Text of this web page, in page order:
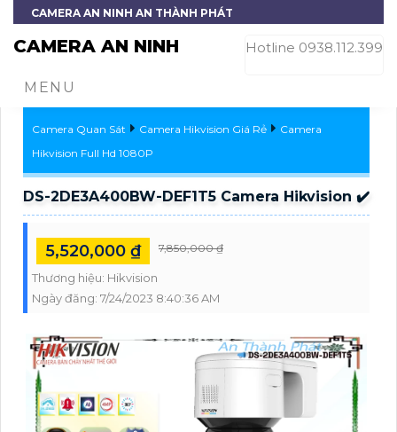
CAMERA AN NINH AN THÀNH PHÁT
CAMERA AN NINH Hotline 0938.112.399
MENU
Camera Quan Sát Camera Hikvision Giá Rẻ
Camera
Hikvision Full Hd 1080P
DS-2DE3A400BW-DEF1T5 Camera Hikvision ✔️
5,520,000 ₫ 7,850,000 ₫
Thương hiệu: Hikvision
Ngày đăng: 7/24/2023 8:40:36 AM